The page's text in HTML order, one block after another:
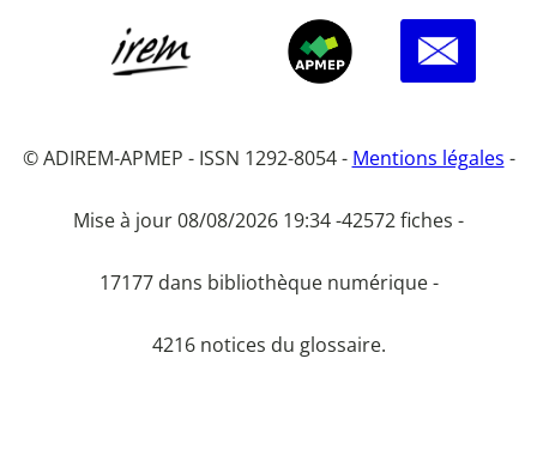
© ADIREM-APMEP - ISSN 1292-8054 - Mentions légales -
Mise à jour 08/08/2026 19:34 -42572 fiches -
17177 dans bibliothèque numérique -
4216 notices du glossaire.